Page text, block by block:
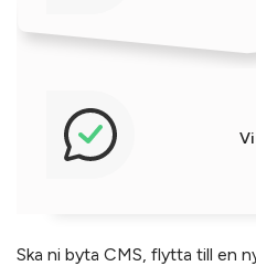
Ska ni byta CMS, flytta till en